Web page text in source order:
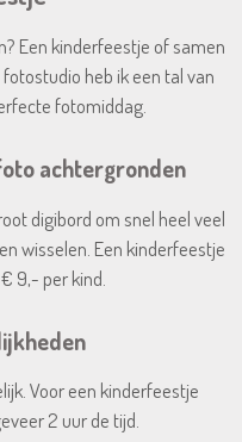
Een kinderfeestje of samen
heb ik een tal van
fotomiddag.
achtergronden
digibord om snel heel veel
wisselen. Een kinderfeestje
9,- per kind.
Voor een kinderfeestje
2 uur de tijd.